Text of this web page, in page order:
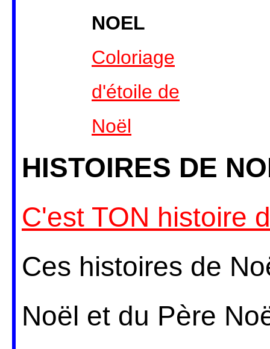
NOEL
Coloriage
d'étoile de
Noël
HISTOIRES DE
C'est TON histoire
Ces histoires de
Noël et du Père